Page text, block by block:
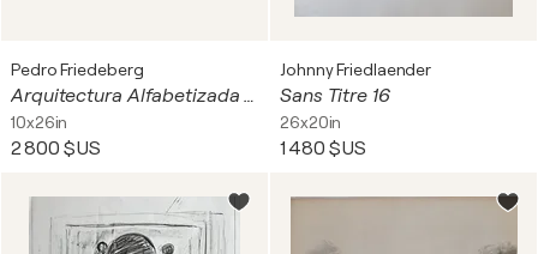
Pedro Friedeberg
Arquitectura Alfabetizada (custom framed, hand signed serigraph)
10x26in
2 800 $US
Johnny Friedlaender
Sans Titre 16
26x20in
1 480 $US